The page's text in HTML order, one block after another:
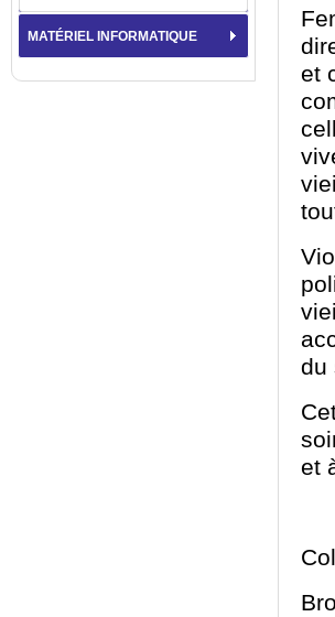
et
du
et
MATÉRIEL INFORMATIQUE